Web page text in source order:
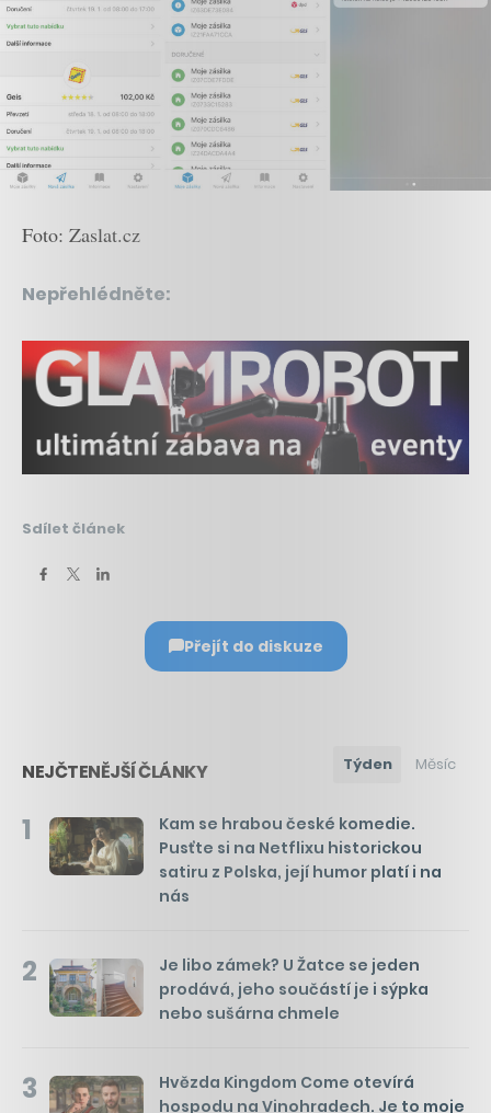
Foto: Zaslat.cz
Nepřehlédněte:
Sdílet článek
Přejít do diskuze
NEJČTENĚJŠÍ ČLÁNKY Týden Měsíc
1
Kam se hrabou české komedie.
Pusťte si na Netflixu historickou
satiru z Polska, její humor platí i na
nás
2
Je libo zámek? U Žatce se jeden
prodává, jeho součástí je i sýpka
nebo sušárna chmele
3
Hvězda Kingdom Come otevírá
hospodu na Vinohradech. Je to moje